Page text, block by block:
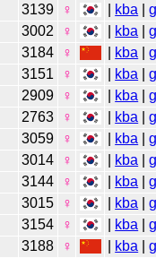
3139 ♀ kba |
3002 ♀ kba |
3184 ♀ kba |
3151 ♀ kba |
2909 ♀ kba |
2763 ♀ kba |
3059 ♀ kba |
3014 ♀ kba |
3144 ♀ kba |
3015 ♀ kba |
3154 ♀ kba |
3188 ♀ kba |